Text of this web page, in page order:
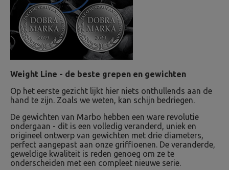
Weight Line - de beste grepen en gewichten
Op het eerste gezicht lijkt hier niets onthullends aan de
hand te zijn. Zoals we weten, kan schijn bedriegen.
De gewichten van Marbo hebben een ware revolutie
ondergaan - dit is een volledig veranderd, uniek en
origineel ontwerp van gewichten met drie diameters,
perfect aangepast aan onze griffioenen. De veranderde,
geweldige kwaliteit is reden genoeg om ze te
onderscheiden met een compleet nieuwe serie.